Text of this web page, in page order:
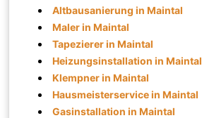
Altbausanierung in Maintal
Maler in Maintal
Tapezierer in Maintal
Heizungsinstallation in Maintal
Klempner in Maintal
Hausmeisterservice in Maintal
Gasinstallation in Maintal